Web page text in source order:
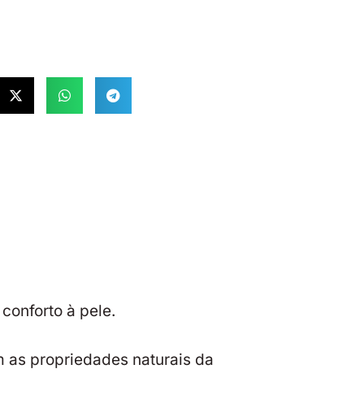
à pele.
as propriedades naturais da